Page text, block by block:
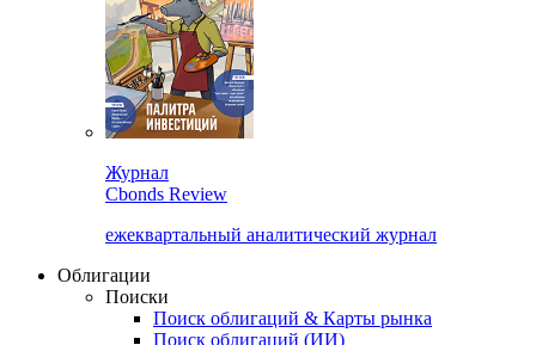
Cbonds Review
ежеквартальный аналитический журнал